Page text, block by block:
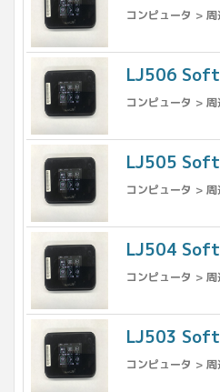
コンピュータ >
LJ506
コンピュータ >
LJ505
コンピュータ >
LJ504
コンピュータ >
LJ503
コンピュータ >